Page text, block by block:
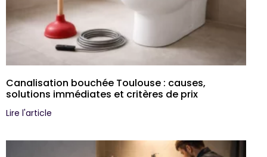
Canalisation bouchée Toulouse : causes,
solutions immédiates et critères de prix
Lire l'article